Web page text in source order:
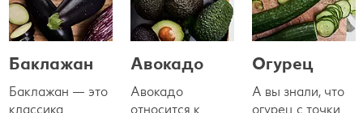
Баклажан
Баклажан — это
классика
Авокадо
Авокадо
относится к
Огурец
А вы знали, что
огурец с точки